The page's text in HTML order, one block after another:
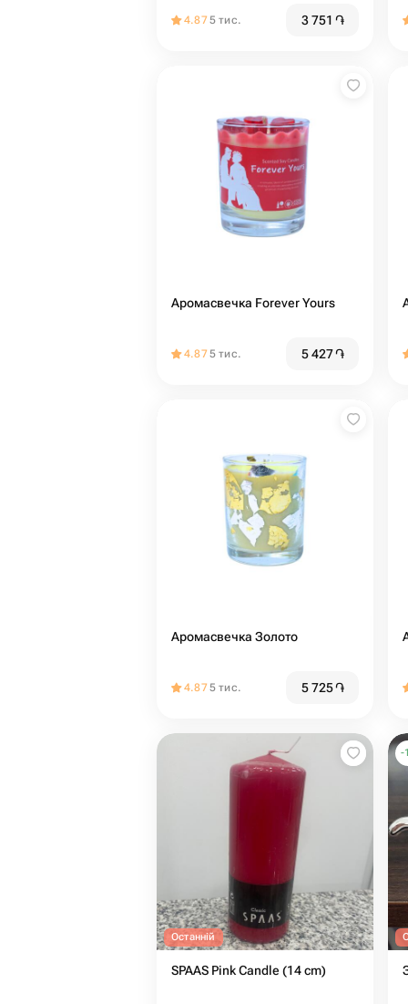
4.875 тис. 3 751 ֏
Аромасвечка Forever Yours
4.875 тис. 5 427֏
Аромасвечка Золото
4.875 тис. 5 725֏
Останній
SPAAS Pink Candle (14 cm)
-